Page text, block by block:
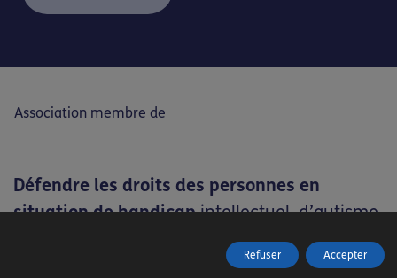
Association membre de
Défendre les droits des personnes en
situation de handicapintellectuel, d’autisme,
de handicap psychique, de polyhandicapet
Accepter
Refuser